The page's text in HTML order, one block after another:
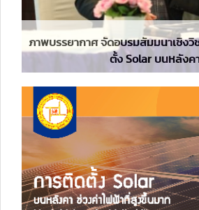
ภาพบรรยากาศ จัดอบรมสัมมนาเชิงวิ
ตั้ง Solar บนหลังค